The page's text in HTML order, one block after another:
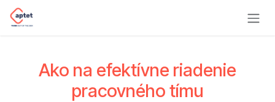
Skip to Content
Ako na efektívne riadenie
pracovného tímu